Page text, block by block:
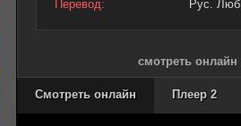
Перевод: Рус.
смотреть
Смотреть онлайн Плеер 2